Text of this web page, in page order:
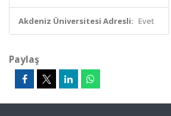
Akdeniz Üniversitesi Adresli: Evet
Paylaş